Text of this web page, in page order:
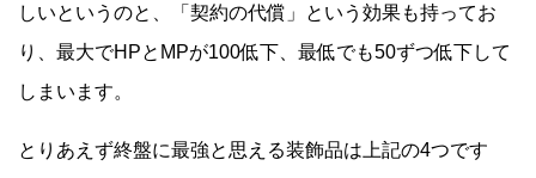
しいというのと、「契約の代償」という効果も持ってお
り、最大でHPとMPが100低下、最低でも50ずつ低下して
しまいます。
とりあえず終盤に最強と思える装飾品は上記の4つです